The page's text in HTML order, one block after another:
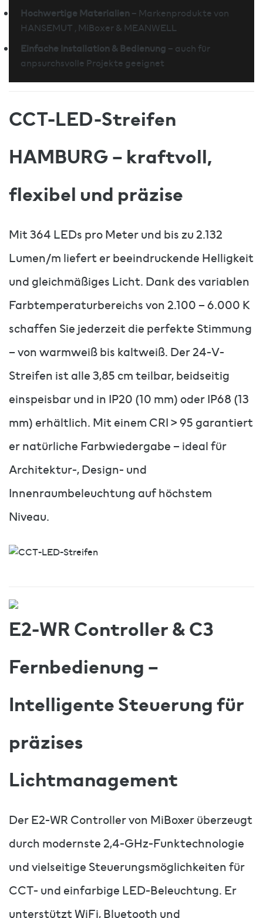
Hochwertige Materialien– Markenprodukte von
HANSEMUT , MiBoxer & MEANWELL
Einfache Installation & Bedienung – auch für
anpsurchsvolle Projekte geeignet
CCT-LED-Streifen
HAMBURG – kraftvoll,
flexibel und präzise
Mit 364 LEDs pro Meter und bis zu 2.132
Lumen/m liefert er beeindruckende Helligkeit
und gleichmäßiges Licht. Dank des variablen
Farbtemperaturbereichs von 2.100 – 6.000 K
schaffen Sie jederzeit die perfekte Stimmung
– von warmweiß bis kaltweiß. Der 24-V-
Streifen ist alle 3,85 cm teilbar, beidseitig
einspeisbar und in IP20 (10 mm) oder IP68 (13
mm) erhältlich. Mit einem CRI > 95 garantiert
er natürliche Farbwiedergabe – ideal für
Architektur-, Design- und
Innenraumbeleuchtung auf höchstem
Niveau.
E2-WR Controller & C3
Fernbedienung –
Intelligente Steuerung für
präzises
Lichtmanagement
Der E2-WR Controller von MiBoxer überzeugt
durch modernste 2,4-GHz-Funktechnologie
und vielseitige Steuerungsmöglichkeiten für
CCT- und einfarbige LED-Beleuchtung. Er
unterstützt WiFi, Bluetooth und